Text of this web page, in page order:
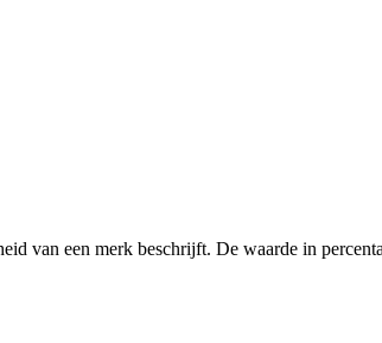
van een merk beschrijft. De waarde in